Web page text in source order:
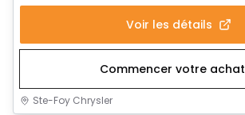
Voir les détails
Commencer votre achat
Ste-Foy Chrysler